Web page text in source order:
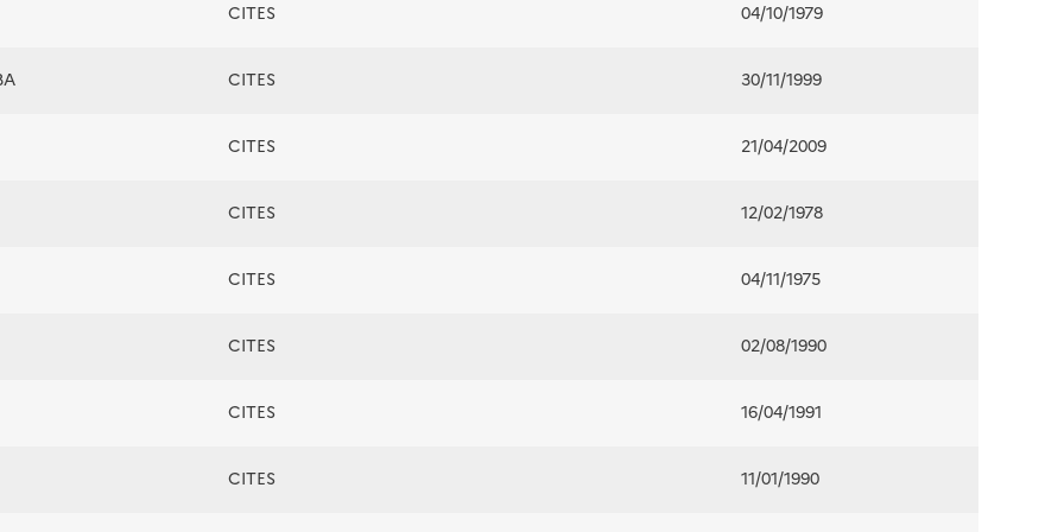
CITES 04/10/1979
CITES 30/11/1999
CITES 21/04/2009
CITES 12/02/1978
CITES 04/11/1975
CITES 02/08/1990
CITES 16/04/1991
CITES 11/01/1990